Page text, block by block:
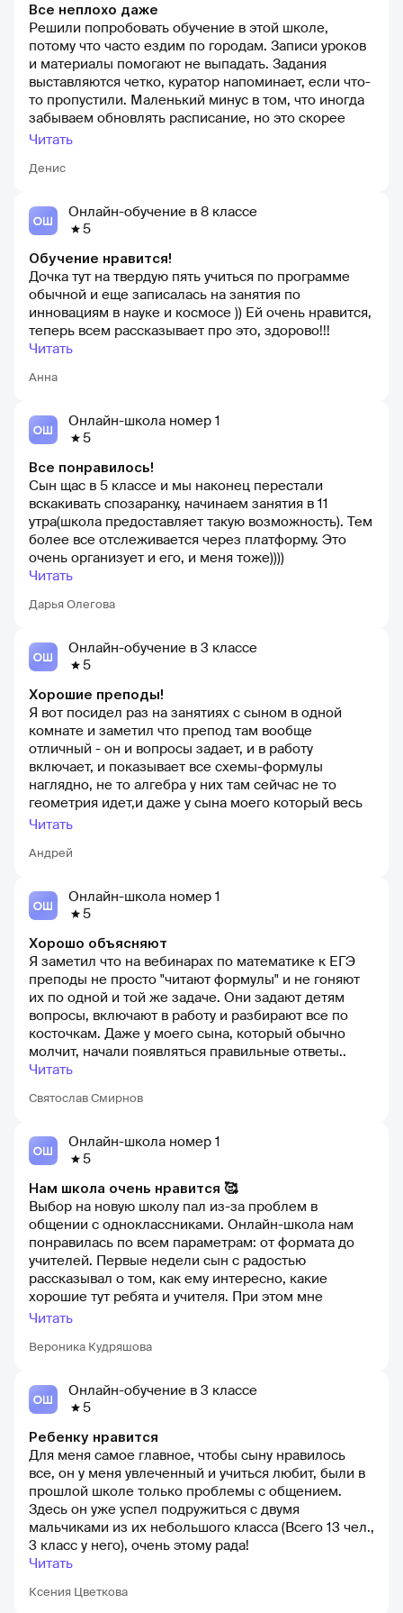
Денис
Все неплохо даже
Решили попробовать обучение в этой школе,
потому что часто ездим по городам. Записи уроков
и материалы помогают не выпадать. Задания
выставляются четко, куратор напоминает, если что-
то пропустили. Маленький минус в том, что иногда
забываем обновлять расписание, но это скорее
наша проблема.
Читать
Онлайн-обучение в 8 классе
5
Анна
Обучение нравится!
Дочка тут на твердую пять учиться по программе
обычной и еще записалась на занятия по
инновациям в науке и космосе )) Ей очень нравится,
теперь всем рассказывает про это, здорово!!!
Читать
Онлайн-школа номер 1
5
Дарья Олегова
Все понравилось!
Сын щас в 5 классе и мы наконец перестали
вскакивать спозаранку, начинаем занятия в 11
утра(школа предоставляет такую возможность). Тем
более все отслеживается через платформу. Это
очень организует и его, и меня тоже))))
Читать
Онлайн-обучение в 3 классе
5
Андрей
Хорошие преподы!
Я вот посидел раз на занятиях с сыном в одной
комнате и заметил что препод там вообще
отличный - он и вопросы задает, и в работу
включает, и показывает все схемы-формулы
наглядно, не то алгебра у них там сейчас не то
геометрия идет,и даже у сына моего который весь
6-7 класс в старой школе мне трояки приносил,все
Читать
Онлайн-школа номер 1
5
Святослав Смирнов
Хорошо объясняют
Я заметил что на вебинарах по математике к ЕГЭ
преподы не просто "читают формулы" и не гоняют
их по одной и той же задаче. Они задают детям
вопросы, включают в работу и разбирают все по
косточкам. Даже у моего сына, который обычно
молчит, начали появляться правильные ответы..
Читать
Онлайн-школа номер 1
5
Вероника Кудряшова
Нам школа очень нравится 🥰
Выбор на новую школу пал из-за проблем в
общении с одноклассниками. Онлайн-школа нам
понравилась по всем параметрам: от формата до
учителей. Первые недели сын с радостью
рассказывал о том, как ему интересно, какие
хорошие тут ребята и учителя. При этом мне
нравится, что класс тут небольшой, всем хватает
Читать
Онлайн-обучение в 3 классе
5
Ксения Цветкова
Ребенку нравится
Для меня самое главное, чтобы сыну нравилось
все, он у меня увлеченный и учиться любит, были в
прошлой школе только проблемы с общением.
Здесь он уже успел подружиться с двумя
мальчиками из их небольшого класса (Всего 13 чел.,
3 класс у него), очень этому рада!
Читать